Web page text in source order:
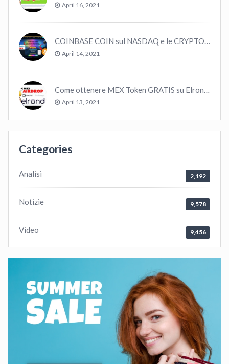
April 16, 2021
April 14, 2021
April 13, 2021
Categories
Analisi 2,192
Notizie 9,578
Video 9,456